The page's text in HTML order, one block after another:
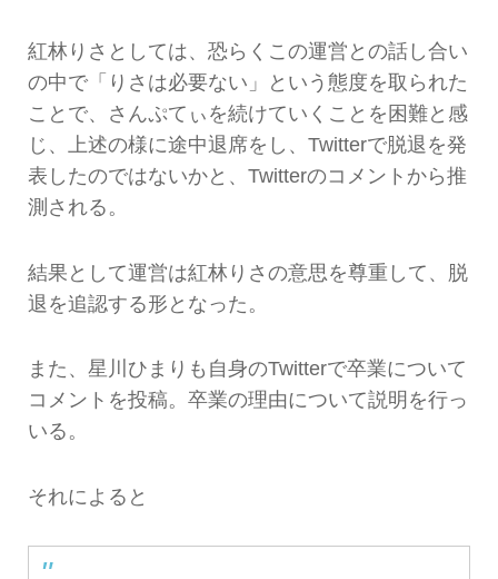
紅林りさとしては、恐らくこの運営との話し合い
の中で「りさは必要ない」という態度を取られた
ことで、さんぷてぃを続けていくことを困難と感
じ、上述の様に途中退席をし、Twitterで脱退を発
表したのではないかと、Twitterのコメントから推
測される。
結果として運営は紅林りさの意思を尊重して、脱
退を追認する形となった。
また、星川ひまりも自身のTwitterで卒業について
コメントを投稿。卒業の理由について説明を行っ
いる。
それによると